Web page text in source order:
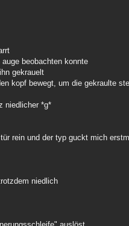
beobachten konnte
gekrauelt
kopf bewegt, um die gekraulte
niedlicher *g*
rein und der typ guckt mich
niedlich